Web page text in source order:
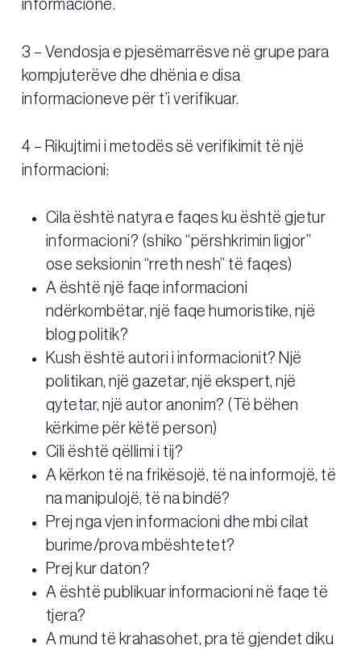
informacione.
3 – Vendosja e pjesëmarrësve në grupe para
kompjuterëve dhe dhënia e disa
informacioneve për t’i verifikuar.
4 – Rikujtimi i metodës së verifikimit të një
informacioni:
Cila është natyra e faqes ku është gjetur
informacioni? (shiko “përshkrimin ligjor”
ose seksionin “rreth nesh” të faqes)
A është një faqe informacioni
ndërkombëtar, një faqe humoristike, një
blog politik?
Kush është autori i informacionit? Një
politikan, një gazetar, një ekspert, një
qytetar, një autor anonim? (Të bëhen
kërkime për këtë person)
Cili është qëllimi i tij?
A kërkon të na frikësojë, të na informojë, të
na manipulojë, të na bindë?
Prej nga vjen informacioni dhe mbi cilat
burime/prova mbështetet?
Prej kur daton?
A është publikuar informacioni në faqe të
tjera?
A mund të krahasohet, pra të gjendet diku